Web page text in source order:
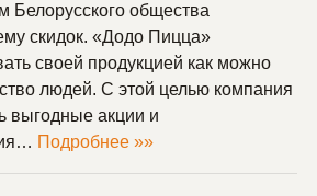
Белорусского общества
скидок. «Додо Пицца»
своей продукцией как можно
людей. С этой целью компания
выгодные акции и
Подробнее »»